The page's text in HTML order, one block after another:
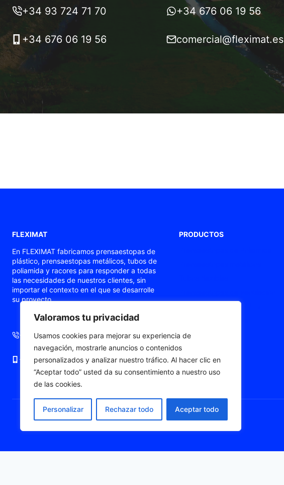
Valoramos tu privacidad
Usamos cookies para mejorar su experiencia de
navegación, mostrarle anuncios o contenidos
personalizados y analizar nuestro tráfico. Al hacer clic en
“Aceptar todo” usted da su consentimiento a nuestro uso
de las cookies.
Personalizar Rechazar todo Aceptar todo
+34 93 724 71 70 +34 676 06 19 56
+34 676 06 19 56 comercial@fleximat.es
FLEXIMAT
En FLEXIMAT fabricamos prensaestopas de
plástico, prensaestopas metálicos, tubos de
poliamida y racores para responder a todas
las necesidades de nuestros clientes, sin
importar el contexto en el que se desarrolle
su proyecto.
+34 93 724 71 70 +34 676 06 19 56
+34 676 06 19 56 comercial@fleximat.es
PRODUCTOS
Prensaestopas ATEX / Ex